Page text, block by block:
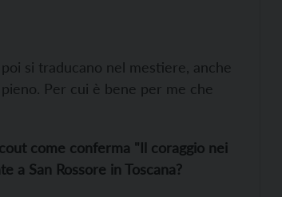
si traducano nel mestiere, anche
Per cui è bene per me che
come conferma "Il coraggio nei
a San Rossore in Toscana?